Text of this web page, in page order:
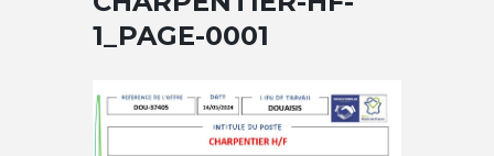
1_PAGE-0001